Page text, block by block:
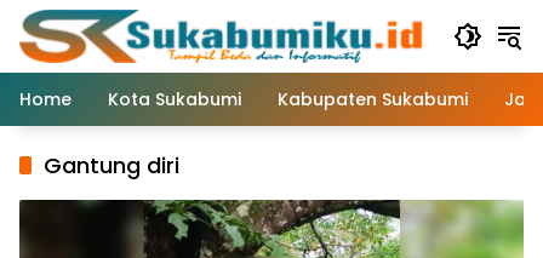
Langsung
konten
Home
Kota Sukabumi Kabupaten Sukabumi
Gantung diri